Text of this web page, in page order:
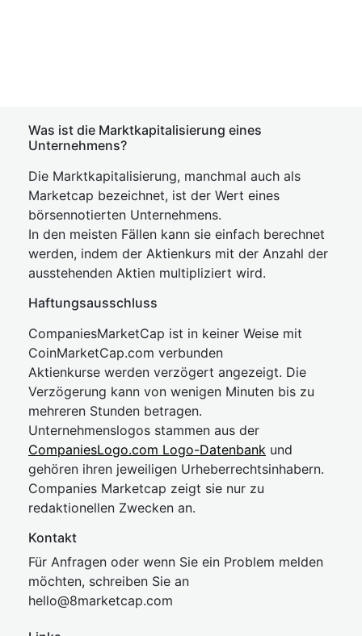
Was ist die Marktkapitalisierung eines
Unternehmens?
Die Marktkapitalisierung, manchmal auch als
Marketcap bezeichnet, ist der Wert eines
börsennotierten Unternehmens.
In den meisten Fällen kann sie einfach berechnet
werden, indem der Aktienkurs mit der Anzahl der
ausstehenden Aktien multipliziert wird.
Haftungsausschluss
CompaniesMarketCap ist in keiner Weise mit
CoinMarketCap.com verbunden
Aktienkurse werden verzögert angezeigt. Die
Verzögerung kann von wenigen Minuten bis zu
mehreren Stunden betragen.
Unternehmenslogos stammen aus der
CompaniesLogo.com Logo-Datenbank und
gehören ihren jeweiligen Urheberrechtsinhabern.
Companies Marketcap zeigt sie nur zu
redaktionellen Zwecken an.
Kontakt
Für Anfragen oder wenn Sie ein Problem melden
möchten, schreiben Sie an
hello@8marketcap.com